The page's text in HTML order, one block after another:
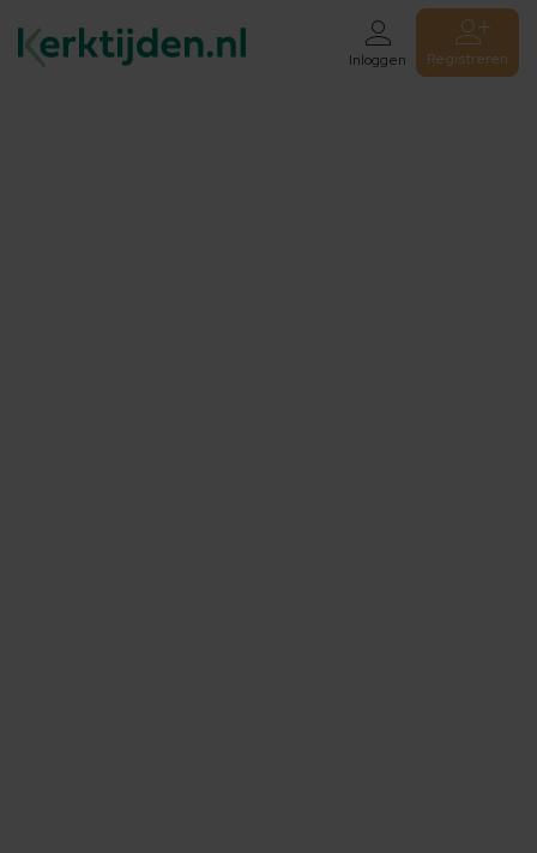
Inloggen Registreren